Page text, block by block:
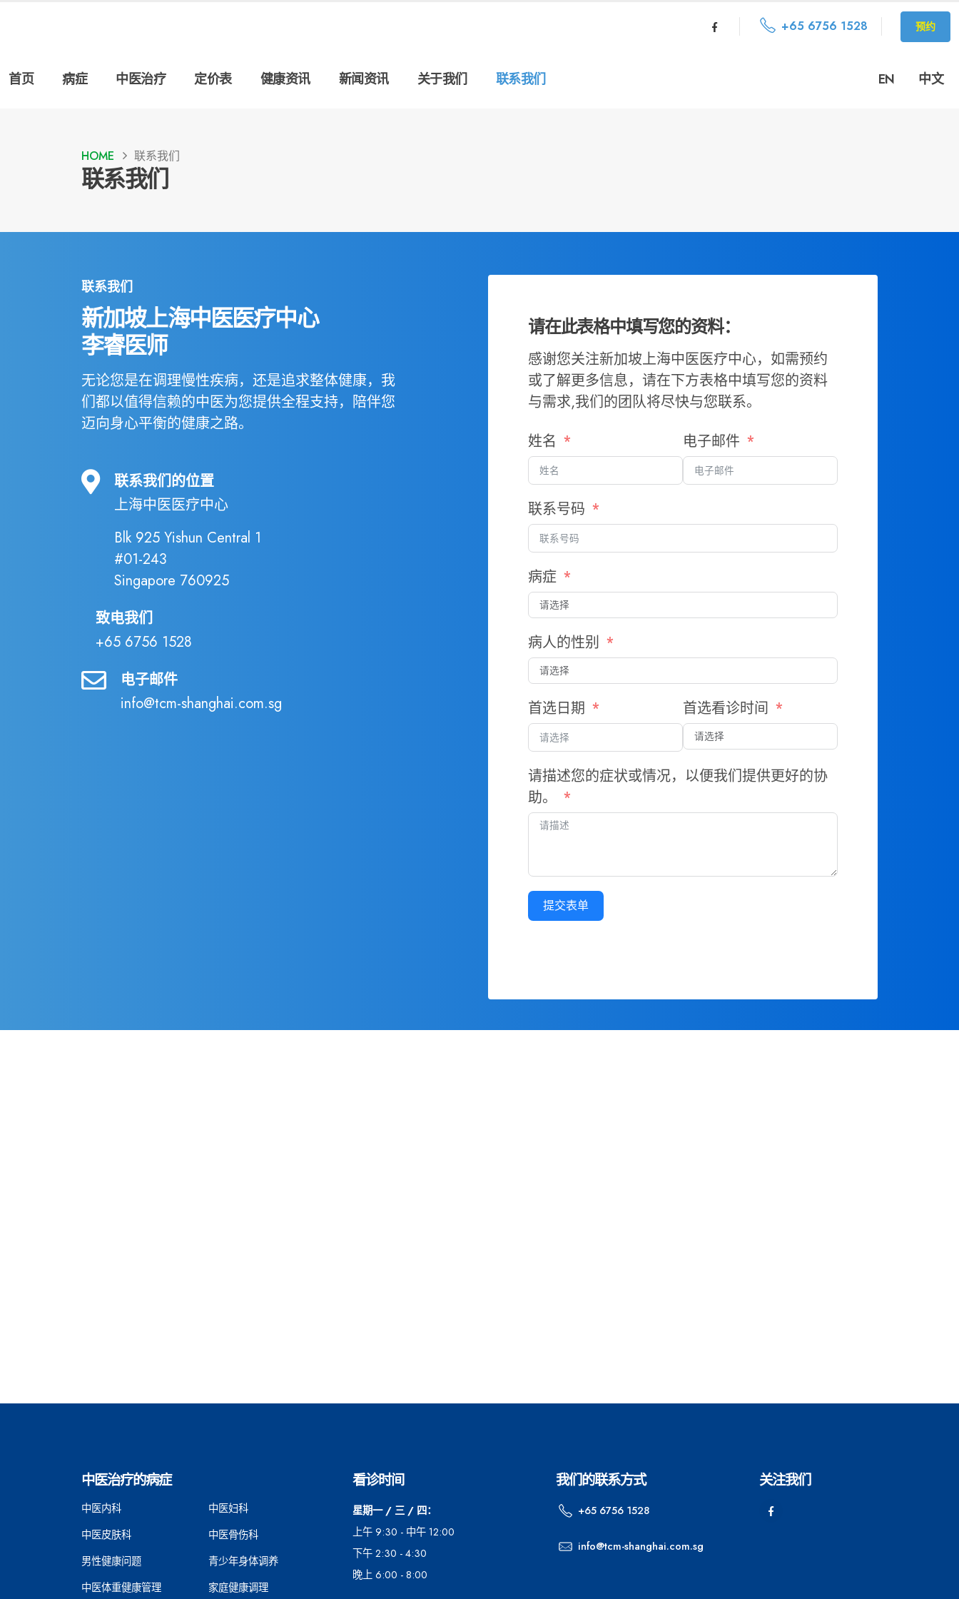
+65 6756 1528 预约
首页 病症 中医治疗 定价表 健康资讯 新闻资讯 关于我们 联系我们 EN 中文
HOME 联系我们
联系我们
联系我们
新加坡上海中医医疗中心
李睿医师
无论您是在调理慢性疾病，还是追求整体健康，我
们都以值得信赖的中医为您提供全程支持，陪伴您
迈向身心平衡的健康之路。
联系我们的位置
上海中医医疗中心
Blk 925 Yishun Central 1
#01-243
Singapore 760925
致电我们
+65 6756 1528
电子邮件
info@tcm-shanghai.com.sg
请在此表格中填写您的资料：
感谢您关注新加坡上海中医医疗中心，如需预约
或了解更多信息，请在下方表格中填写您的资料
与需求,我们的团队将尽快与您联系。
姓名
电子邮件
联系号码
病症
病人的性别
首选日期 首选看诊时间
请描述您的症状或情况，以便我们提供更好的协
助。
提交表单
中医治疗的病症
中医内科
中医妇科
中医皮肤科
中医骨伤科
男性健康问题
青少年身体调养
中医体重健康管理
家庭健康调理
看诊时间
星期一 / 三 / 四：
上午 9:30 - 中午 12:00
下午 2:30 - 4:30
晚上 6:00 - 8:00
我们的联系方式
+65 6756 1528
info@tcm-shanghai.com.sg
关注我们